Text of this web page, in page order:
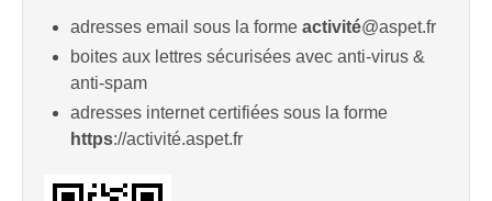
adresses email sous la forme activité@aspet.fr
boites aux lettres sécurisées avec anti-virus &
anti-spam
adresses internet certifiées sous la forme
https://activité.aspet.fr